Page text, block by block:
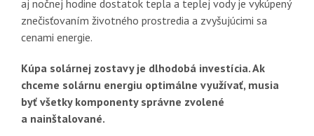
aj nočnej hodine dostatok tepla a teplej vody je vykúpený
znečisťovaním životného prostredia a zvyšujúcimi sa
cenami energie.
Kúpa solárnej zostavy je dlhodobá investícia. Ak
chceme solárnu energiu optimálne využívať, musia
byť všetky komponenty správne zvolené
a nainštalované.